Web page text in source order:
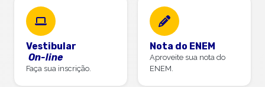
Vestibular
On-line
Faça sua inscrição.
Nota do ENEM
Aproveite sua nota do
ENEM.